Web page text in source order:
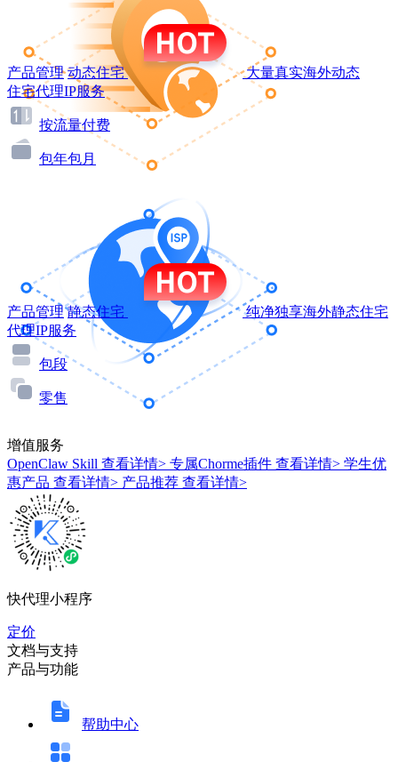
产品管理 动态住宅
大量真实海外动态
住宅代理IP服务
按流量付费
包年包月
产品管理 静态住宅
纯净独享海外静态住宅
代理IP服务
包段
零售
增值服务
OpenClaw Skill 查看详情> 专属Chorme插件 查看详情> 学生优
惠产品 查看详情> 产品推荐 查看详情>
快代理小程序
定价
文档与支持
产品与功能
帮助中心